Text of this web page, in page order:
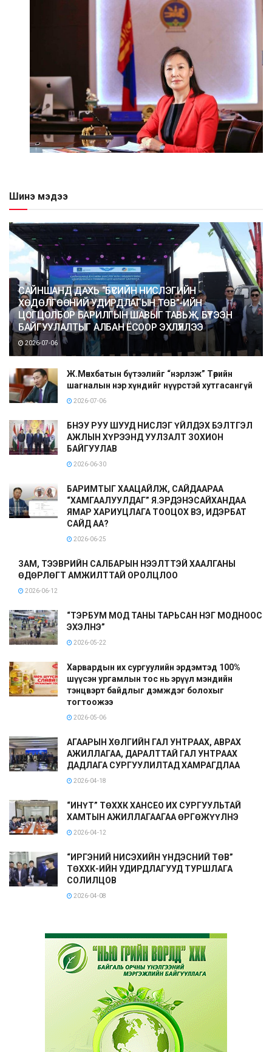
Шинэ мэдээ
САЙНШАНД ДАХЬ “БҮСИЙН НИСЛЭГИЙН
ХӨДӨЛГӨӨНИЙ УДИРДЛАГЫН ТӨВ”-ИЙН
ЦОГЦОЛБОР БАРИЛГЫН ШАВЫГ ТАВЬЖ, БҮТЭЭН
БАЙГУУЛАЛТЫГ АЛБАН ЁСООР ЭХЛҮҮЛЛЭЭ
2026-07-06
Ж.Мөнхбатын бүтээлийг “нэрлэж” Төрийн
шагналын нэр хүндийг нүүрстэй хутгасангүй
2026-07-06
БНЭУ РУУ ШУУД НИСЛЭГ ҮЙЛДЭХ БЭЛТГЭЛ
АЖЛЫН ХҮРЭЭНД УУЛЗАЛТ ЗОХИОН
БАЙГУУЛАВ
2026-06-30
БАРИМТЫГ ХААЦАЙЛЖ, САЙДААРАА
“ХАМГААЛУУЛДАГ” Я.ЭРДЭНЭСАЙХАНДАА
ЯМАР ХАРИУЦЛАГА ТООЦОХ ВЭ, ИДЭРБАТ
САЙД АА?
2026-06-25
ЗАМ, ТЭЭВРИЙН САЛБАРЫН НЭЭЛТТЭЙ ХААЛГАНЫ
ӨДӨРЛӨГТ АМЖИЛТТАЙ ОРОЛЦЛОО
2026-06-12
“ТЭРБУМ МОД ТАНЫ ТАРЬСАН НЭГ МОДНООС
ЭХЭЛНЭ”
2026-05-22
Харвардын их сургуулийн эрдэмтэд 100%
шүүсэн ургамлын тос нь эрүүл мэндийн
тэнцвэрт байдлыг дэмждэг болохыг
тогтоожээ
2026-05-06
АГААРЫН ХӨЛГИЙН ГАЛ УНТРААХ, АВРАХ
АЖИЛЛАГАА, ДАРАЛТТАЙ ГАЛ УНТРААХ
ДАДЛАГА СУРГУУЛИЛТАД ХАМРАГДЛАА
2026-04-18
“ИНҮТ” ТӨХХК ХАНСЕО ИХ СУРГУУЛЬТАЙ
ХАМТЫН АЖИЛЛАГААГАА ӨРГӨЖҮҮЛНЭ
2026-04-12
“ИРГЭНИЙ НИСЭХИЙН ҮНДЭСНИЙ ТӨВ”
ТӨХХК-ИЙН УДИРДЛАГУУД ТУРШЛАГА
СОЛИЛЦОВ
2026-04-08